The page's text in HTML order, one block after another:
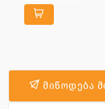
მიწოდება